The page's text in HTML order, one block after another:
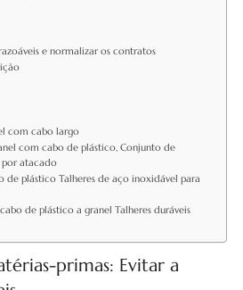
e normalizar os contratos
com cabo largo
com cabo de plástico, Conjunto de
atacado
de plástico Talheres de aço inoxidável para
de plástico a granel Talheres duráveis
primas: Evitar a